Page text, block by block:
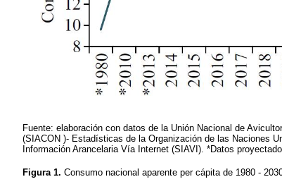
Fuente: elaboración con datos de la Unión Nacional de
(SIACON )- Estadísticas de la Organización de las Naciones
Información Arancelaria Vía Internet (SIAVI). *Datos
Figura 1. Consumo nacional aparente per cápita de 1980 -